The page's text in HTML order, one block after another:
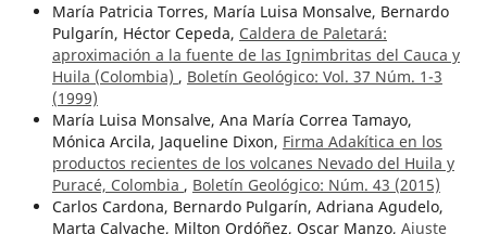
María Patricia Torres, María Luisa Monsalve, Bernardo
Pulgarín, Héctor Cepeda, Caldera de Paletará:
aproximación a la fuente de las Ignimbritas del Cauca y
Huila (Colombia) , Boletín Geológico: Vol. 37 Núm. 1-3
(1999)
María Luisa Monsalve, Ana María Correa Tamayo,
Mónica Arcila, Jaqueline Dixon, Firma Adakítica en los
productos recientes de los volcanes Nevado del Huila y
Puracé, Colombia , Boletín Geológico: Núm. 43 (2015)
Carlos Cardona, Bernardo Pulgarín, Adriana Agudelo,
Marta Calvache, Milton Ordóñez, Oscar Manzo, Ajuste